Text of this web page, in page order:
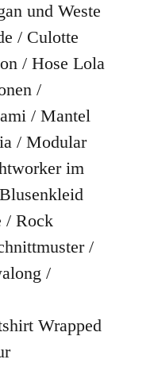
und Weste
Culotte
Hose Lola
Mantel
Modular
im
Rock
Wrapped